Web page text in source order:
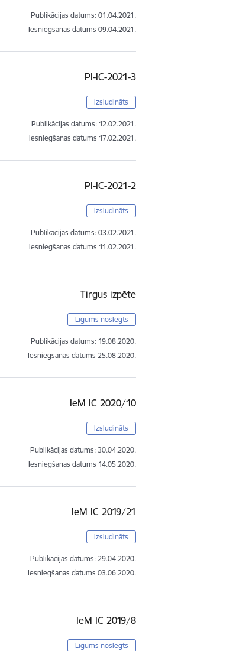
Publikācijas datums: 01.04.2021.
Iesniegšanas datums 09.04.2021.
PI-IC-2021-3
Izsludināts
Publikācijas datums: 12.02.2021.
Iesniegšanas datums 17.02.2021.
PI-IC-2021-2
Izsludināts
Publikācijas datums: 03.02.2021.
Iesniegšanas datums 11.02.2021.
Tirgus izpēte
Līgums noslēgts
Publikācijas datums: 19.08.2020.
Iesniegšanas datums 25.08.2020.
IeM IC 2020/10
Izsludināts
Publikācijas datums: 30.04.2020.
Iesniegšanas datums 14.05.2020.
IeM IC 2019/21
Izsludināts
Publikācijas datums: 29.04.2020.
Iesniegšanas datums 03.06.2020.
IeM IC 2019/8
Līgums noslēgts